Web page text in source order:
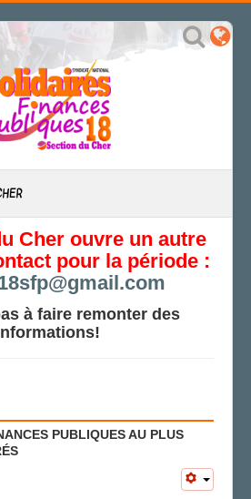
Cher ouvre un autre
pour la période :
à faire remonter des
PUBLIQUES AU PLUS